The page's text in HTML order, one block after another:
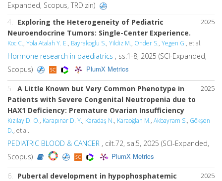
Expanded, Scopus, TRDizin)
2025
4.
Exploring the Heterogeneity of Pediatric
Neuroendocrine Tumors: Single-Center Experience.
Koc C., Yola Atalah Y. E., Bayrakoglu S., Yildiz M., Onder S., Yegen G., et al.
Hormone research in paediatrics , ss.1-8, 2025 (SCI-Expanded,
Scopus)
PlumX Metrics
2025
5.
A Little Known but Very Common Phenotype in
Patients with Severe Congenital Neutropenia due to
HAX1 Deficiency: Premature Ovarian Insufficiency
Kızılay D. Ö., Karapınar D. Y., Karadaş N., Karaoğlan M., Akbayram S., Gökşen
D., et al.
PEDIATRIC BLOOD & CANCER , cilt.72, sa.5, 2025 (SCI-Expanded,
Scopus)
PlumX Metrics
2025
6.
Pubertal development in hypophosphatemic